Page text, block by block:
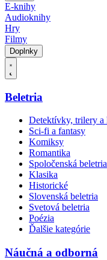
E-knihy
Audioknihy
Hry
Filmy
Doplnky
Beletria
Detektívky, trilery a
Sci-fi a fantasy
Komiksy
Romantika
Spoločenská beletria
Klasika
Historické
Slovenská beletria
Svetová beletria
Poézia
Ďalšie kategórie
Náučná a odborná